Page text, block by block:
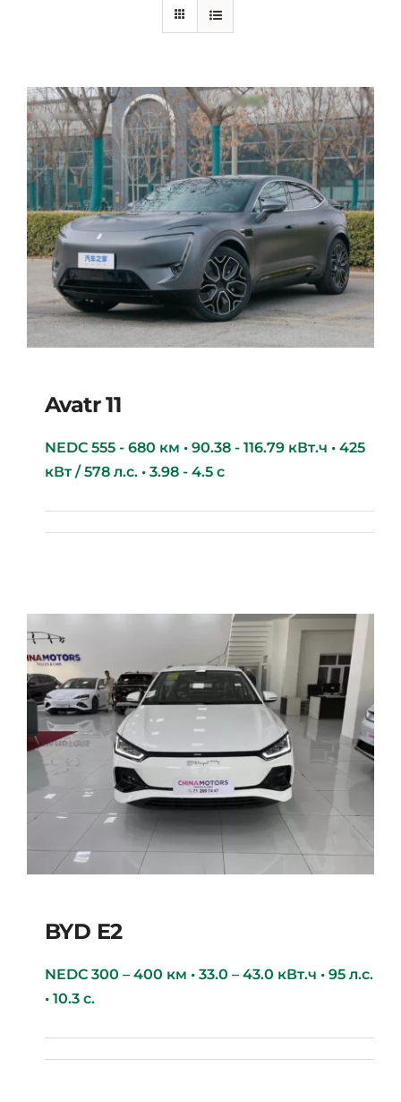
Avatr 11
Avatr 11
NEDC 555 - 680 км • 90.38 - 116.79 кВт.ч • 425
кВт / 578 л.с. • 3.98 - 4.5 с
BYD E2
NEDC 300 – 400 км • 33.0 – 43.0 кВт.ч • 95 л.с.
• 10.3 с.